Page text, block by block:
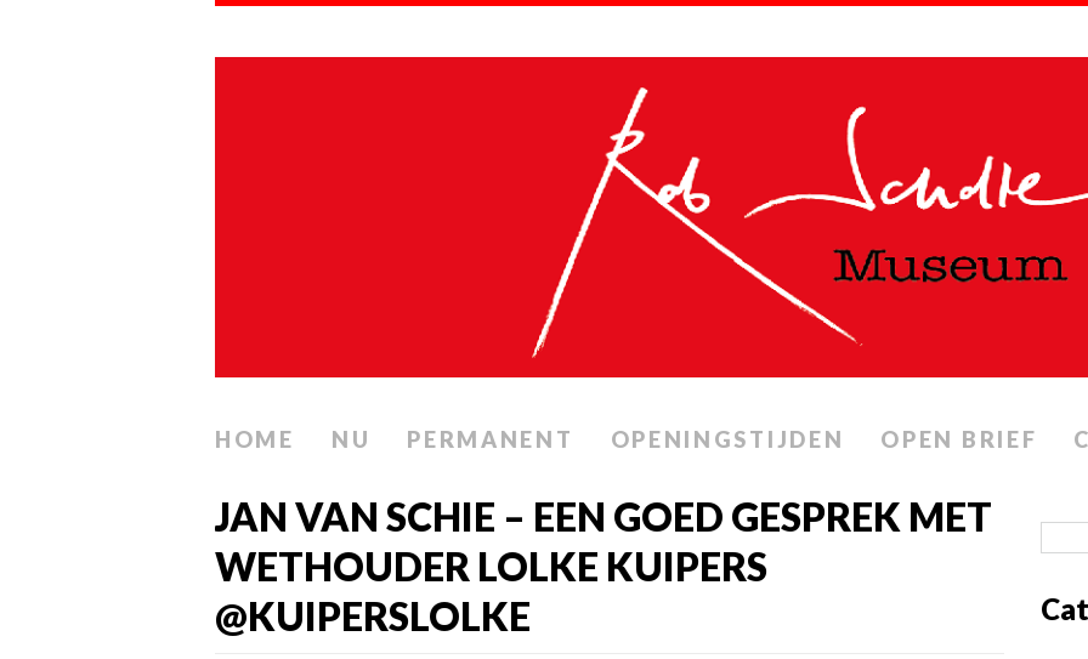
HOME NU PERMANENT OPENINGSTIJDEN OPEN BRIEF
JAN VAN SCHIE – EEN GOED GESPREK MET
WETHOUDER LOLKE KUIPERS
@KUIPERSLOLKE